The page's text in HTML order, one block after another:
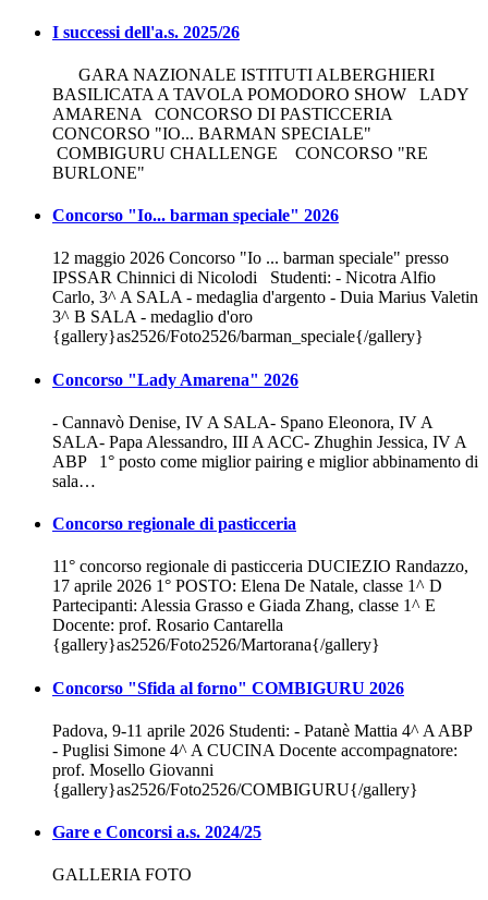
I successi dell'a.s. 2025/26
GARA NAZIONALE ISTITUTI ALBERGHIERI
BASILICATA A TAVOLA POMODORO SHOW LADY
AMARENA CONCORSO DI PASTICCERIA
CONCORSO "IO... BARMAN SPECIALE"
COMBIGURU CHALLENGE CONCORSO "RE
BURLONE"
Concorso "Io... barman speciale" 2026
12 maggio 2026 Concorso "Io ... barman speciale" presso
IPSSAR Chinnici di Nicolodi Studenti: - Nicotra Alfio
Carlo, 3^ A SALA - medaglia d'argento - Duia Marius Valetin
3^ B SALA - medaglio d'oro
{gallery}as2526/Foto2526/barman_speciale{/gallery}
Concorso "Lady Amarena" 2026
- Cannavò Denise, IV A SALA- Spano Eleonora, IV A
SALA- Papa Alessandro, III A ACC- Zhughin Jessica, IV A
ABP 1° posto come miglior pairing e miglior abbinamento di
sala…
Concorso regionale di pasticceria
11° concorso regionale di pasticceria DUCIEZIO Randazzo,
17 aprile 2026 1° POSTO: Elena De Natale, classe 1^ D
Partecipanti: Alessia Grasso e Giada Zhang, classe 1^ E
Docente: prof. Rosario Cantarella
{gallery}as2526/Foto2526/Martorana{/gallery}
Concorso "Sfida al forno" COMBIGURU 2026
Padova, 9-11 aprile 2026 Studenti: - Patanè Mattia 4^ A ABP
- Puglisi Simone 4^ A CUCINA Docente accompagnatore:
prof. Mosello Giovanni
{gallery}as2526/Foto2526/COMBIGURU{/gallery}
Gare e Concorsi a.s. 2024/25
GALLERIA FOTO